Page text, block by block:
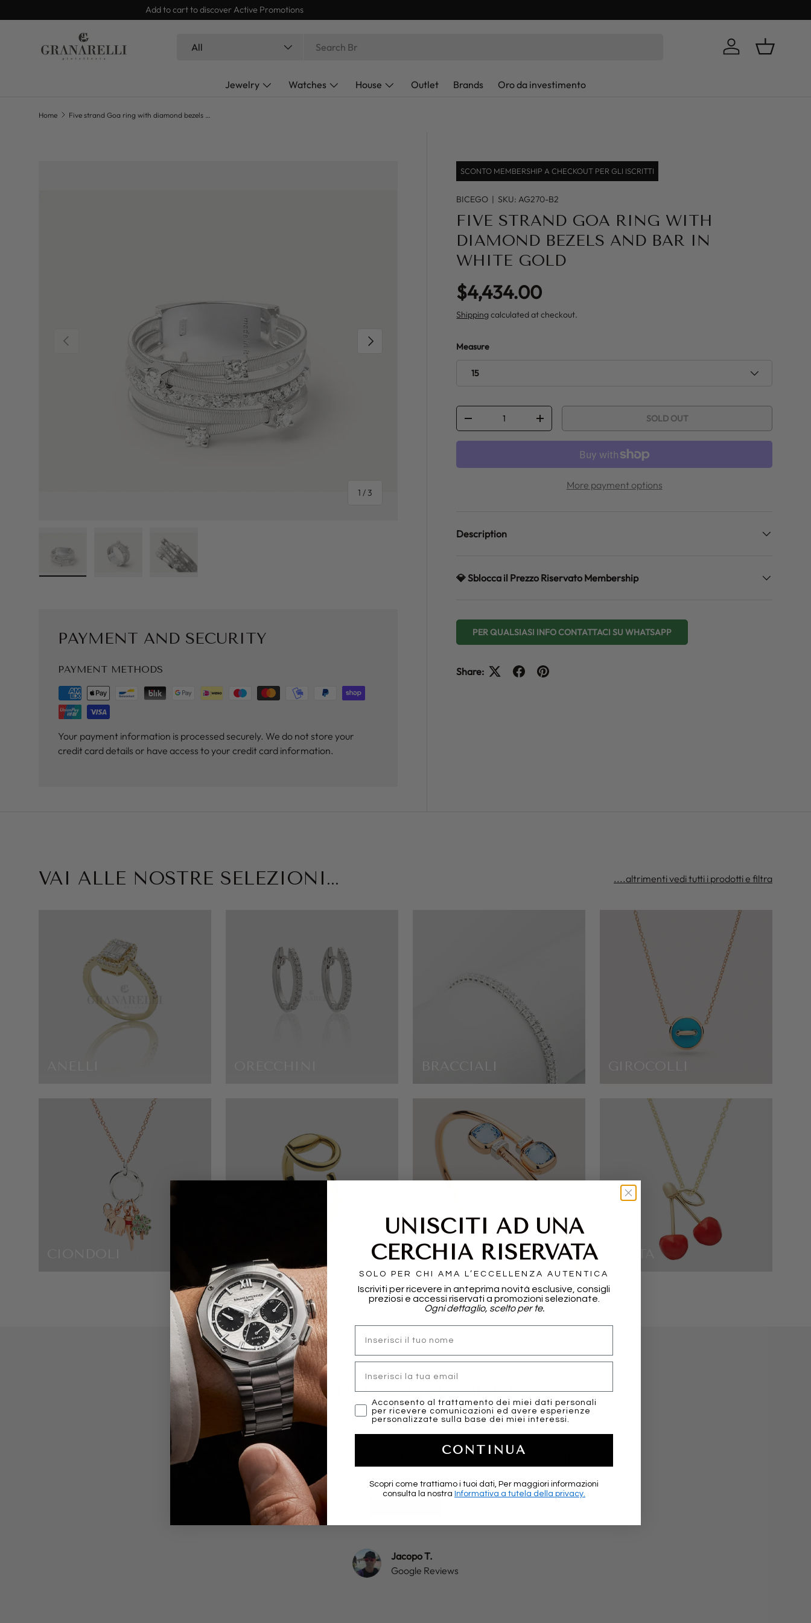
SKIP TO CONTENT
All Log in Basket
Jewelry Watches House Outlet Brands Oro da investimento
Home
PREVIOUS
1 / of
3
NEXT
SCONTO MEMBERSHIP A CHECKOUT PER GLI ISCRITTI
BICEGO | SKU: AG270-B2
FIVE STRAND GOA RING WITH
DIAMOND BEZELS AND BAR IN
WHITE GOLD
Regular price
$4,434.00
Shipping calculated at checkout.
Measure
15
Qty
DECREASE QUANTITYINCREASE QUANTITY SOLD OUT
More payment options
Description
💎 Sblocca il Prezzo Riservato Membership
PER QUALSIASI INFO CONTATTACI SU WHATSAPP
Share:
PAYMENT AND SECURITY
PAYMENT METHODS
Your payment information is processed securely. We do not store your
credit card details or have access to your credit card information.
VAI ALLE NOSTRE SELEZIONI... ....altrimenti vedi tutti i prodotti e filtra
BRACCIALI
POMELLATO
WHAT THEY SAY ABOUT US...
Friendly, professional and fast in shipping. More than positive
experience. Highly recommended!
Jacopo T.
Google Reviews
UNISCITI AD UNA
CERCHIA RISERVATA
SOLO PER CHI AMA L’ECCELLENZA AUTENTICA
Iscriviti per ricevere in anteprima novità esclusive, consigli
preziosi e accessi riservati a promozioni selezionate.
Ogni dettaglio, scelto per te.
nome
Email
marketing
Acconsento al trattamento dei miei dati personali
per ricevere comunicazioni ed avere esperienze
personalizzate sulla base dei miei interessi.
CONTINUA
Scopri come trattiamo i tuoi dati, Per maggiori informazioni
consulta la nostra Informativa a tutela della privacy.